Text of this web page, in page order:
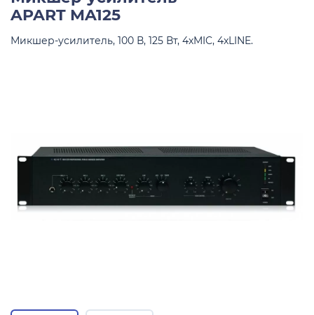
APART MA125
Микшер-усилитель, 100 В, 125 Вт, 4хMIC, 4xLINE.